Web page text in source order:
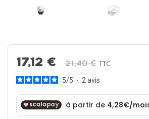
17,12 € 21,40 € TTC
5/5 - 2 avis